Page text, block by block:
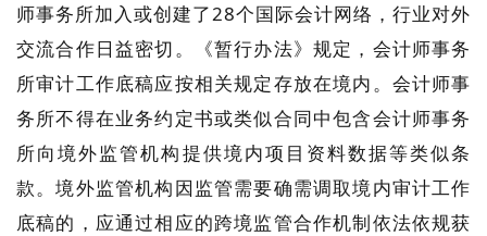
师事务所加入或创建了28个国际会计网络，行业对外
交流合作日益密切。《暂行办法》规定，会计师事务
所审计工作底稿应按相关规定存放在境内。会计师事
务所不得在业务约定书或类似合同中包含会计师事务
所向境外监管机构提供境内项目资料数据等类似条
款。境外监管机构因监管需要确需调取境内审计工作
底稿的，应通过相应的跨境监管合作机制依法依规获